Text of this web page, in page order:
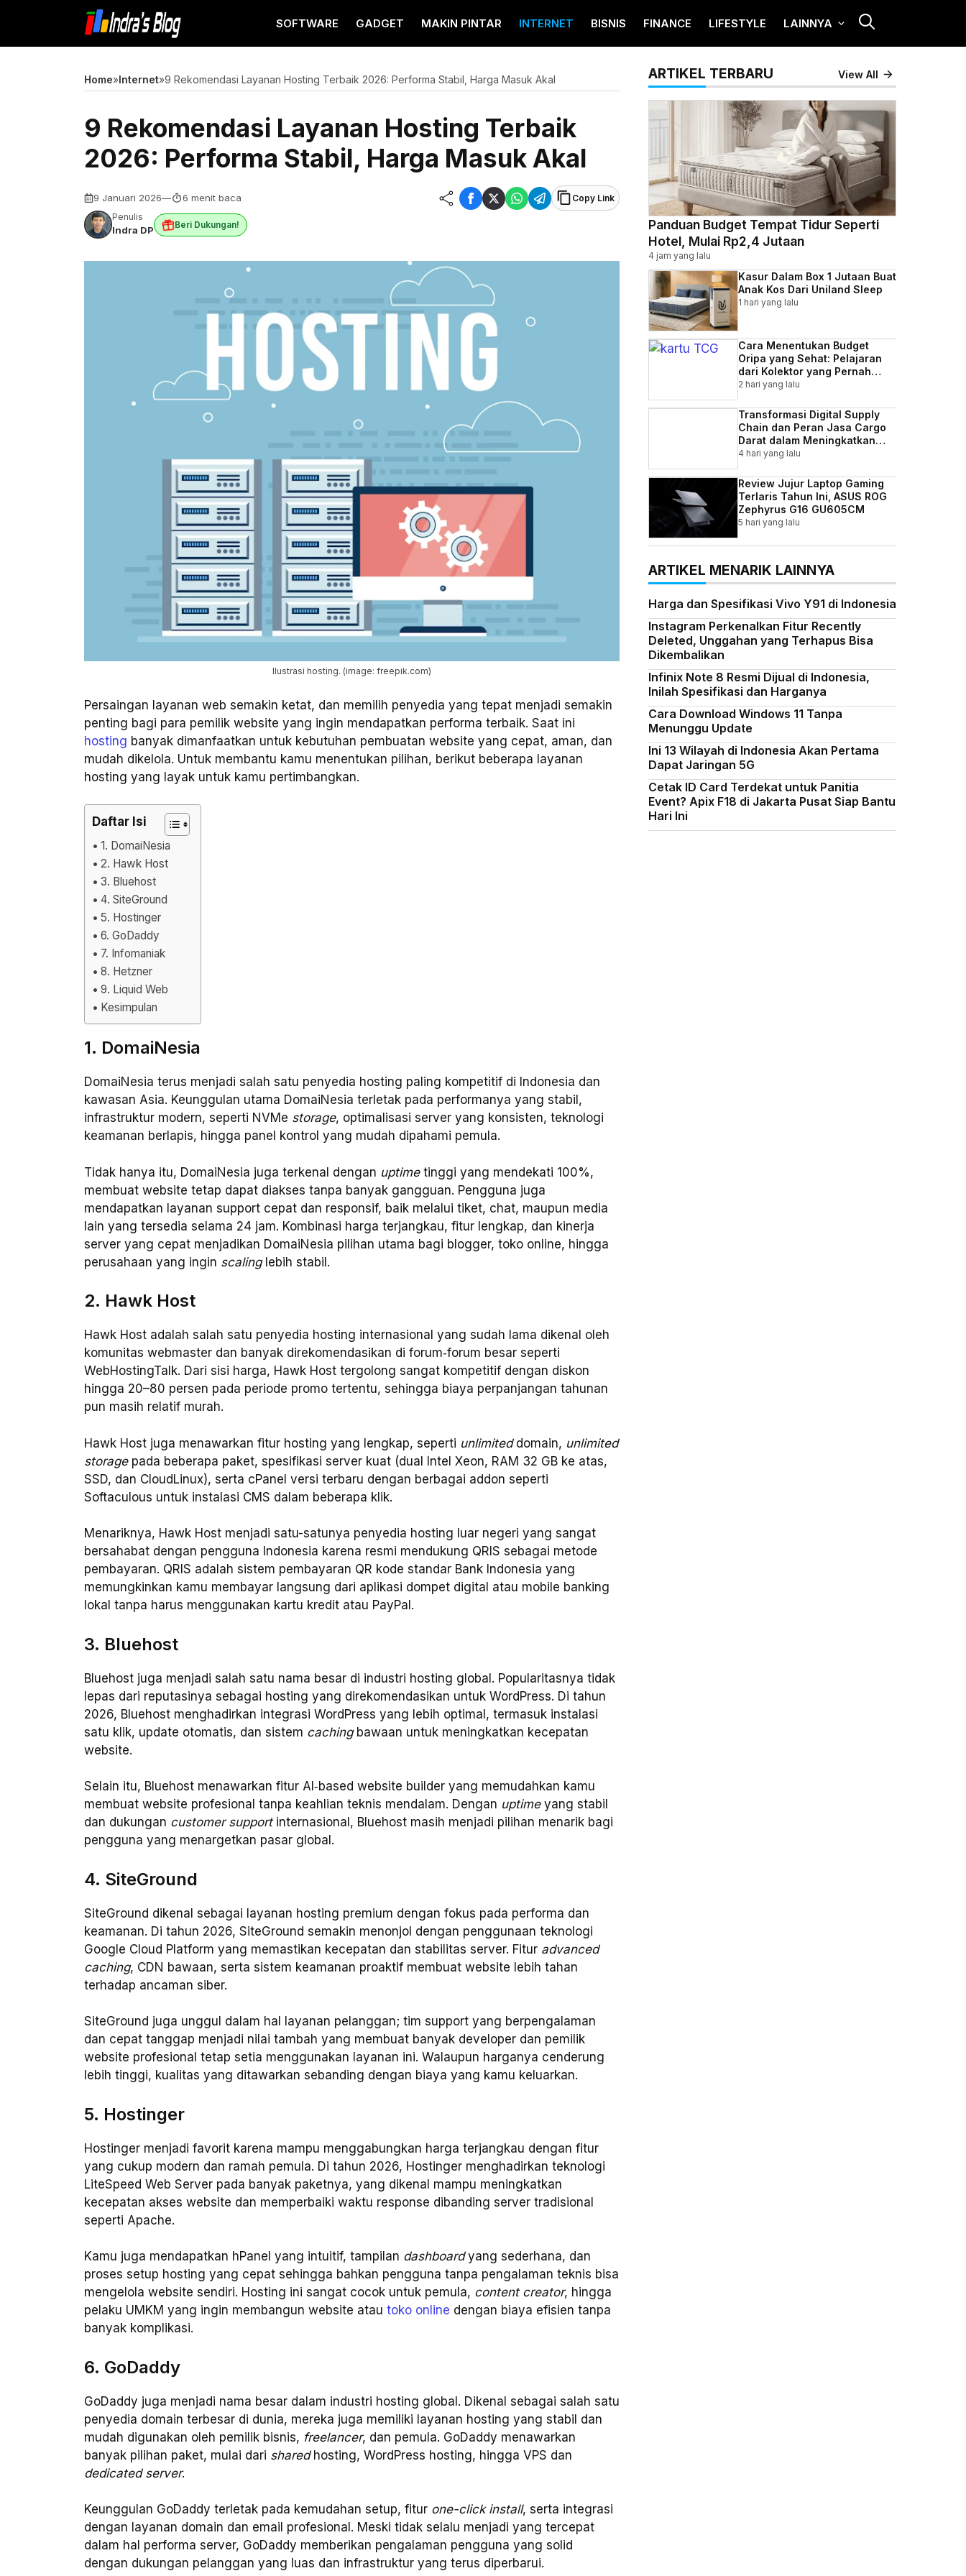
isi
SOFTWARE GADGET MAKIN PINTAR INTERNET BISNIS FINANCE LIFESTYLE LAINNYA
Home»Internet»9 Rekomendasi Layanan Hosting Terbaik 2026: Performa Stabil, Harga Masuk Akal
9 Rekomendasi Layanan Hosting Terbaik
2026: Performa Stabil, Harga Masuk Akal
9 Januari 2026— 6 menit baca
Copy Link
Penulis
Indra DP Beri Dukungan!
Ilustrasi hosting. (image: freepik.com)
Persaingan layanan web semakin ketat, dan memilih penyedia yang tepat menjadi semakin
penting bagi para pemilik website yang ingin mendapatkan performa terbaik. Saat ini
hosting banyak dimanfaatkan untuk kebutuhan pembuatan website yang cepat, aman, dan
mudah dikelola. Untuk membantu kamu menentukan pilihan, berikut beberapa layanan
hosting yang layak untuk kamu pertimbangkan.
Daftar Isi
1. DomaiNesia
2. Hawk Host
3. Bluehost
4. SiteGround
5. Hostinger
6. GoDaddy
7. Infomaniak
8. Hetzner
9. Liquid Web
Kesimpulan
1. DomaiNesia
DomaiNesia terus menjadi salah satu penyedia hosting paling kompetitif di Indonesia dan
kawasan Asia. Keunggulan utama DomaiNesia terletak pada performanya yang stabil,
infrastruktur modern, seperti NVMe storage, optimalisasi server yang konsisten, teknologi
keamanan berlapis, hingga panel kontrol yang mudah dipahami pemula.
Tidak hanya itu, DomaiNesia juga terkenal dengan uptimetinggi yang mendekati 100%,
membuat website tetap dapat diakses tanpa banyak gangguan. Pengguna juga
mendapatkan layanan support cepat dan responsif, baik melalui tiket, chat, maupun media
lain yang tersedia selama 24 jam. Kombinasi harga terjangkau, fitur lengkap, dan kinerja
server yang cepat menjadikan DomaiNesia pilihan utama bagi blogger, toko online, hingga
perusahaan yang ingin scalinglebih stabil.
2. Hawk Host
Hawk Host adalah salah satu penyedia hosting internasional yang sudah lama dikenal oleh
komunitas webmaster dan banyak direkomendasikan di forum‑forum besar seperti
WebHostingTalk. Dari sisi harga, Hawk Host tergolong sangat kompetitif dengan diskon
hingga 20–80 persen pada periode promo tertentu, sehingga biaya perpanjangan tahunan
pun masih relatif murah.
Hawk Host juga menawarkan fitur hosting yang lengkap, seperti unlimiteddomain, unlimited
storagepada beberapa paket, spesifikasi server kuat (dual Intel Xeon, RAM 32 GB ke atas,
SSD, dan CloudLinux), serta cPanel versi terbaru dengan berbagai addon seperti
Softaculous untuk instalasi CMS dalam beberapa klik.
Menariknya, Hawk Host menjadi satu-satunya penyedia hosting luar negeri yang sangat
bersahabat dengan pengguna Indonesia karena resmi mendukung QRIS sebagai metode
pembayaran. QRIS adalah sistem pembayaran QR kode standar Bank Indonesia yang
memungkinkan kamu membayar langsung dari aplikasi dompet digital atau mobile banking
lokal tanpa harus menggunakan kartu kredit atau PayPal.
3. Bluehost
Bluehost juga menjadi salah satu nama besar di industri hosting global. Popularitasnya tidak
lepas dari reputasinya sebagai hosting yang direkomendasikan untuk WordPress. Di tahun
2026, Bluehost menghadirkan integrasi WordPress yang lebih optimal, termasuk instalasi
satu klik, update otomatis, dan sistem cachingbawaan untuk meningkatkan kecepatan
website.
Selain itu, Bluehost menawarkan fitur AI‑based website builder yang memudahkan kamu
membuat website profesional tanpa keahlian teknis mendalam. Dengan uptimeyang stabil
dan dukungan customer supportinternasional, Bluehost masih menjadi pilihan menarik bagi
pengguna yang menargetkan pasar global.
4. SiteGround
SiteGround dikenal sebagai layanan hosting premium dengan fokus pada performa dan
keamanan. Di tahun 2026, SiteGround semakin menonjol dengan penggunaan teknologi
Google Cloud Platform yang memastikan kecepatan dan stabilitas server. Fitur advanced
caching, CDN bawaan, serta sistem keamanan proaktif membuat website lebih tahan
terhadap ancaman siber.
SiteGround juga unggul dalam hal layanan pelanggan; tim support yang berpengalaman
dan cepat tanggap menjadi nilai tambah yang membuat banyak developer dan pemilik
website profesional tetap setia menggunakan layanan ini. Walaupun harganya cenderung
lebih tinggi, kualitas yang ditawarkan sebanding dengan biaya yang kamu keluarkan.
5. Hostinger
Hostinger menjadi favorit karena mampu menggabungkan harga terjangkau dengan fitur
yang cukup modern dan ramah pemula. Di tahun 2026, Hostinger menghadirkan teknologi
LiteSpeed Web Server pada banyak paketnya, yang dikenal mampu meningkatkan
kecepatan akses website dan memperbaiki waktu response dibanding server tradisional
seperti Apache.
Kamu juga mendapatkan hPanel yang intuitif, tampilan dashboardyang sederhana, dan
proses setup hosting yang cepat sehingga bahkan pengguna tanpa pengalaman teknis bisa
mengelola website sendiri. Hosting ini sangat cocok untuk pemula, content creator, hingga
pelaku UMKM yang ingin membangun website atau toko online dengan biaya efisien tanpa
banyak komplikasi.
6. GoDaddy
GoDaddy juga menjadi nama besar dalam industri hosting global. Dikenal sebagai salah satu
penyedia domain terbesar di dunia, mereka juga memiliki layanan hosting yang stabil dan
mudah digunakan oleh pemilik bisnis, freelancer, dan pemula. GoDaddy menawarkan
banyak pilihan paket, mulai dari sharedhosting, WordPress hosting, hingga VPS dan
dedicated server.
Keunggulan GoDaddy terletak pada kemudahan setup, fitur one-click install, serta integrasi
dengan layanan domain dan email profesional. Meski tidak selalu menjadi yang tercepat
dalam hal performa server, GoDaddy memberikan pengalaman pengguna yang solid
dengan dukungan pelanggan yang luas dan infrastruktur yang terus diperbarui.
ARTIKEL TERBARU View All
Panduan Budget Tempat Tidur Seperti
Hotel, Mulai Rp2,4 Jutaan
4 jam yang lalu
Kasur Dalam Box 1 Jutaan Buat
Anak Kos Dari Uniland Sleep
1 hari yang lalu
Cara Menentukan Budget
Oripa yang Sehat: Pelajaran
dari Kolektor yang Pernah
Kebablasan
2 hari yang lalu
Transformasi Digital Supply
Chain dan Peran Jasa Cargo
Darat dalam Meningkatkan
Efisiensi Bisnis Indonesia
4 hari yang lalu
Review Jujur Laptop Gaming
Terlaris Tahun Ini, ASUS ROG
Zephyrus G16 GU605CM
5 hari yang lalu
ARTIKEL MENARIK LAINNYA
Harga dan Spesifikasi Vivo Y91 di Indonesia
Instagram Perkenalkan Fitur Recently
Deleted, Unggahan yang Terhapus Bisa
Dikembalikan
Infinix Note 8 Resmi Dijual di Indonesia,
Inilah Spesifikasi dan Harganya
Cara Download Windows 11 Tanpa
Menunggu Update
Ini 13 Wilayah di Indonesia Akan Pertama
Dapat Jaringan 5G
Cetak ID Card Terdekat untuk Panitia
Event? Apix F18 di Jakarta Pusat Siap Bantu
Hari Ini